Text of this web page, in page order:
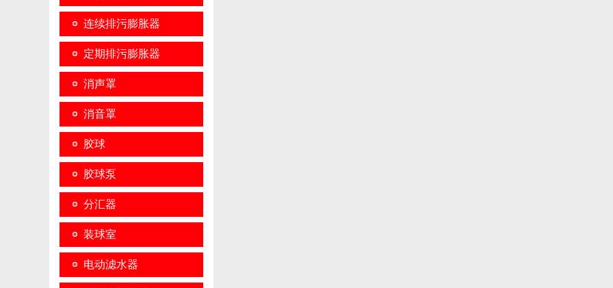
连续排污膨胀器
定期排污膨胀器
消声罩
消音罩
胶球
胶球泵
分汇器
装球室
电动滤水器